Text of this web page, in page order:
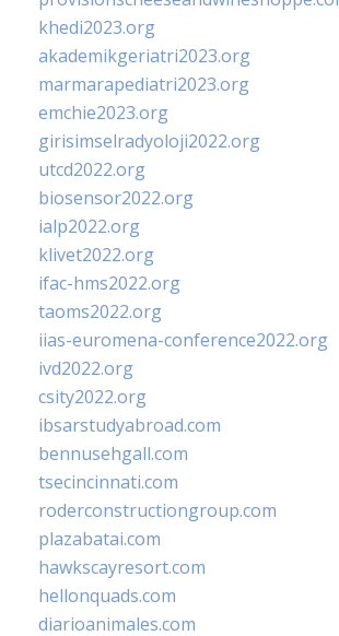
khedi2023.org
akademikgeriatri2023.org
marmarapediatri2023.org
emchie2023.org
girisimselradyoloji2022.org
utcd2022.org
biosensor2022.org
ialp2022.org
klivet2022.org
ifac-hms2022.org
taoms2022.org
iias-euromena-conference2022.org
ivd2022.org
csity2022.org
ibsarstudyabroad.com
bennusehgall.com
tsecincinnati.com
roderconstructiongroup.com
plazabatai.com
hawkscayresort.com
hellonquads.com
diarioanimales.com